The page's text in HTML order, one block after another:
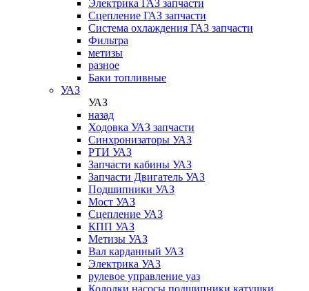
Электрика ГАЗ запчасти
Сцепление ГАЗ запчасти
Система охлаждения ГАЗ запчасти
Фильтра
метизы
разное
Баки топливные
УАЗ
УАЗ
назад
Ходовка УАЗ запчасти
Синхронизаторы УАЗ
РТИ УАЗ
Запчасти кабины УАЗ
Запчасти Двигатель УАЗ
Подшипники УАЗ
Мост УАЗ
Сцепление УАЗ
КПП УАЗ
Метизы УАЗ
Вал карданный УАЗ
Электрика УАЗ
рулевое управление уаз
Колодки,насосы,подшипники,катушки